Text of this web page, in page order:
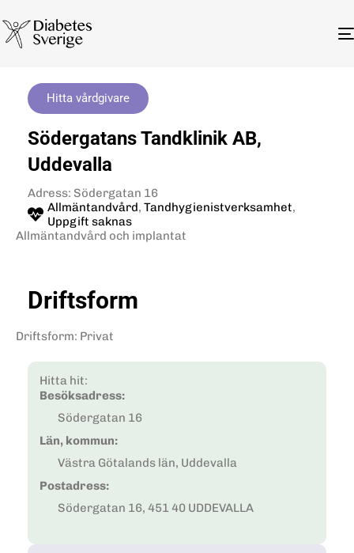
Hitta vårdgivare
Södergatans Tandklinik AB,
Uddevalla
Adress: Södergatan 16
Allmäntandvård, Tandhygienistverksamhet,
Uppgift saknas
Allmäntandvård och implantat
Driftsform
Driftsform: Privat
Hitta hit:
Besöksadress:
Södergatan 16
Län, kommun:
Västra Götalands län, Uddevalla
Postadress:
Södergatan 16, 451 40 UDDEVALLA